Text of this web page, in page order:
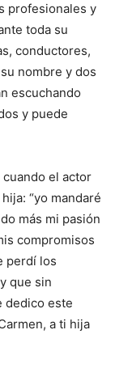
profesionales y
toda su
conductores,
nombre y dos
escuchando
y puede
el actor
“yo mandaré
más mi pasión
compromisos
perdí los
que sin
dedico este
a ti hija